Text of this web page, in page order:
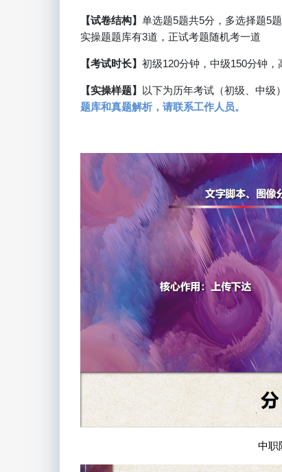
【试卷结构】 单选题5题共5分，多选择题5
实操题题库有3道，正试考题随机考一道
【考试时长】 初级120分钟，中级150分钟
【实操样题】 以下为历年考试（初级、中级
题库和真题解析，请联系工作人员。
中职